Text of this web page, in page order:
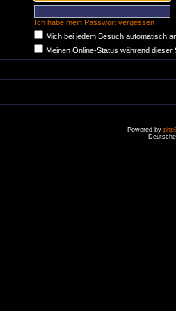
Ich habe mein Passwort vergessen
Mich bei jedem Besuch automatisch
Meinen Online-Status während dieser
Powered by